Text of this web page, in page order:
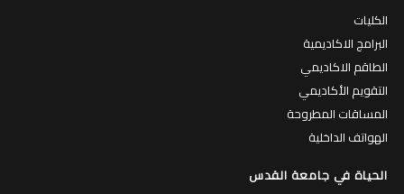
الكليات
البرامج الاكاديمية
الطاقم الاكاديمي
التقويم الأكاديمي
المساقات المطروحة
الهواتف الداخلية
الحياة في جامعة القدس